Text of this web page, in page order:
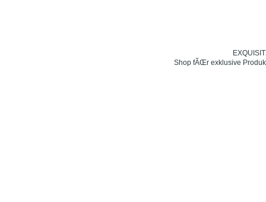
Shop fÃŒr exklusive